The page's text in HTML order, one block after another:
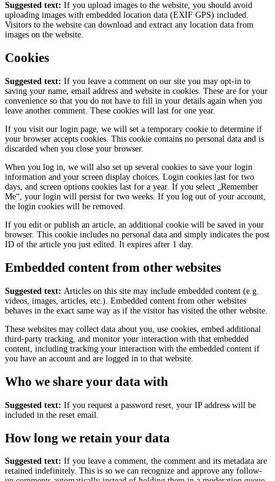
Suggested text: If you upload images to the website, you should avoid
uploading images with embedded location data (EXIF GPS) included.
Visitors to the website can download and extract any location data from
images on the website.
Cookies
Suggested text: If you leave a comment on our site you may opt-in to
saving your name, email address and website in cookies. These are for your
convenience so that you do not have to fill in your details again when you
leave another comment. These cookies will last for one year.
If you visit our login page, we will set a temporary cookie to determine if
your browser accepts cookies. This cookie contains no personal data and is
discarded when you close your browser.
When you log in, we will also set up several cookies to save your login
information and your screen display choices. Login cookies last for two
days, and screen options cookies last for a year. If you select „Remember
Me“, your login will persist for two weeks. If you log out of your account,
the login cookies will be removed.
If you edit or publish an article, an additional cookie will be saved in your
browser. This cookie includes no personal data and simply indicates the post
ID of the article you just edited. It expires after 1 day.
Embedded content from other websites
Suggested text: Articles on this site may include embedded content (e.g.
videos, images, articles, etc.). Embedded content from other websites
behaves in the exact same way as if the visitor has visited the other website.
These websites may collect data about you, use cookies, embed additional
third-party tracking, and monitor your interaction with that embedded
content, including tracking your interaction with the embedded content if
you have an account and are logged in to that website.
Who we share your data with
Suggested text: If you request a password reset, your IP address will be
included in the reset email.
How long we retain your data
Suggested text: If you leave a comment, the comment and its metadata are
retained indefinitely. This is so we can recognize and approve any follow-